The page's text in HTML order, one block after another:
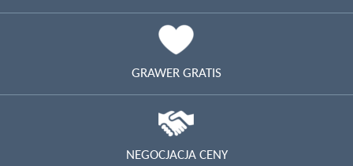
GRAWER GRATIS
NEGOCJACJA CENY